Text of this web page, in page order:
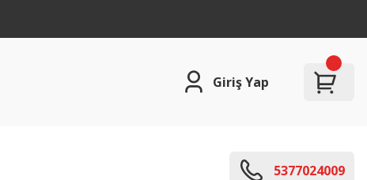
Giriş Yap
5377024009